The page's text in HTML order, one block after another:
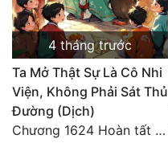
4 tháng trước
Ta Mở Thật Sự Là Cô Nhi
Viện, Không Phải Sát Thủ
Đường (Dịch)
Chương 1624 Hoàn tất cảm nghĩ (2)